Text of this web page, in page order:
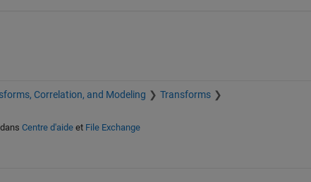
Correlation, and Modeling
Transforms
dans Centre d'aideet File Exchange